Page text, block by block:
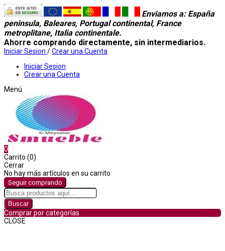
Enviamos a: España
peninsula, Baleares, Portugal continental, France
metroplitane, Italia continentale.
Ahorre comprando directamente, sin intermediarios.
Iniciar Sesion /Crear una Cuenta
Iniciar Sesion
Crear una Cuenta
Menú
0
Carrito (0)
Cerrar
No hay más artículos en su carrito
Seguir comprando
Buscar
Comprar por categorías
CLOSE